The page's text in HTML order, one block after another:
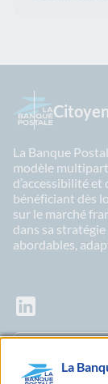
La Banque
modèle
d’accessibilité
bénéficiant dès
sur le marché
dans sa
abordables,
La